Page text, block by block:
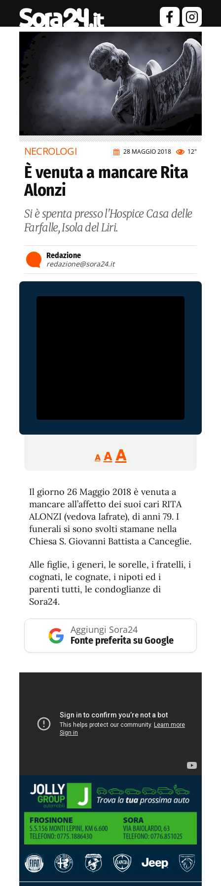
28 MAGGIO 2018 12"
NECROLOGI
È venuta a mancare Rita
Alonzi
Si è spenta presso l'Hospice Casa delle
Farfalle, Isola del Liri.
Redazione
redazione@sora24.it
A
Reducir
tamaño
A Restablecer
de
fuente
AAumentar
de
fuente.
Il giorno 26 Maggio 2018 è venuta a
mancare all’affetto dei suoi cari RITA
ALONZI (vedova Iafrate), di anni 79. I
funerali si sono svolti stamane nella
Chiesa S. Giovanni Battista a Canceglie.
Alle figlie, i generi, le sorelle, i fratelli, i
cognati, le cognate, i nipoti ed i
parenti tutti, le condoglianze di
Sora24.
Aggiungi Sora24
Fonte preferita su Google